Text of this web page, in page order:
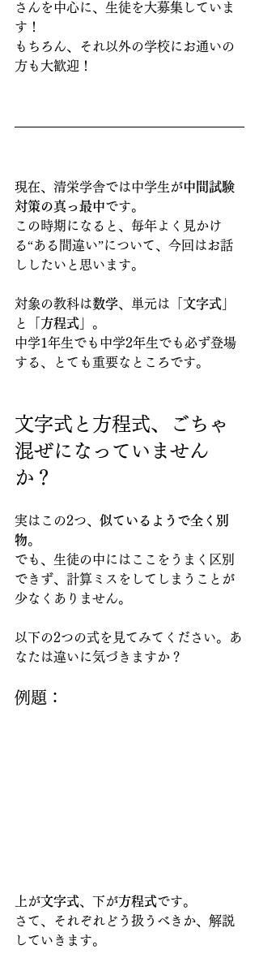
さんを中心に、生徒を大募集していま
す！
もちろん、それ以外の学校にお通いの
方も大歓迎！
現在、清栄学舎では中学生が中間試験
対策の真っ最中です。
この時期になると、毎年よく見かけ
る“ある間違い”について、今回はお話
ししたいと思います。
対象の教科は数学 、単元は「 文字式
と「 方程式 」。
中学1年生でも中学2年生でも必ず登場
する、とても重要なところです。
文字式と方程式、ごちゃ
混ぜになっていません
か？
実はこの2つ、 似ているようで全く別
物。
でも、生徒の中にはここをうまく区別
できず、計算ミスをしてしまうことが
少なくありません。
以下の2つの式を見てみてください。あ
なたは違いに気づきますか？
例題：
上が文字式 、下が方程式です。
さて、それぞれどう扱うべきか、解説
していきます。